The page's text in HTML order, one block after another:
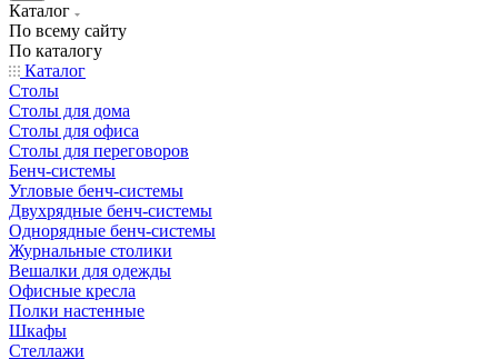
Каталог
По всему сайту
По каталогу
Каталог
Столы
Столы для дома
Столы для офиса
Столы для переговоров
Бенч-системы
Угловые бенч-системы
Двухрядные бенч-системы
Однорядные бенч-системы
Журнальные столики
Вешалки для одежды
Офисные кресла
Полки настенные
Шкафы
Стеллажи